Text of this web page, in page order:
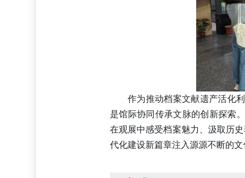
作为推动档案文献遗产活化
是馆际协同传承文脉的创新探索
在观展中感受档案魅力、汲取历
代化建设新篇章注入源源不断的文